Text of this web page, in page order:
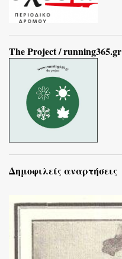
The Project / running365.gr
Δημοφιλείς αναρτήσεις